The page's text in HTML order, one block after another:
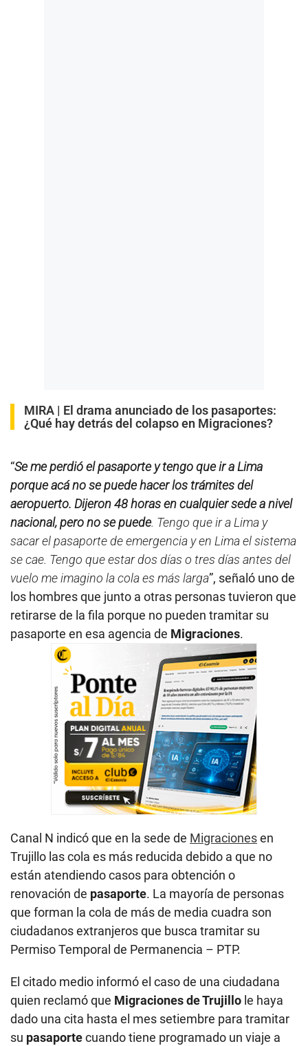
MIRA | El drama anunciado de los pasaportes:
¿Qué hay detrás del colapso en Migraciones?
“Se me perdió el pasaporte y tengo que ir a Lima
porque acá no se puede hacer los trámites del
aeropuerto. Dijeron 48 horas en cualquier sede a nivel
nacional, pero no se puede. Tengo que ir a Lima y
sacar el pasaporte de emergencia y en Lima el sistema
se cae. Tengo que estar dos días o tres días antes del
vuelo me imagino la cola es más larga”, señaló uno de
los hombres que junto a otras personas tuvieron que
retirarse de la fila porque no pueden tramitar su
pasaporte en esa agencia de Migraciones.
Canal N indicó que en la sede de Migracionesen
Trujillo las cola es más reducida debido a que no
están atendiendo casos para obtención o
renovación de pasaporte. La mayoría de personas
que forman la cola de más de media cuadra son
ciudadanos extranjeros que busca tramitar su
Permiso Temporal de Permanencia – PTP.
El citado medio informó el caso de una ciudadana
quien reclamó que Migraciones de Trujillo le haya
dado una cita hasta el mes setiembre para tramitar
su pasaportecuando tiene programado un viaje a